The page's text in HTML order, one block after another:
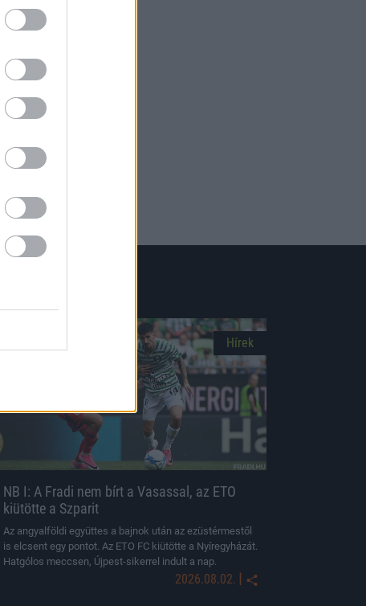
in-
Picture
Hírek
NB I: A Fradi nem bírt a Vasassal, az ETO
kiütötte a Szparit
Az angyalföldi együttes a bajnok után az ezüstérmestől
is elcsent egy pontot. Az ETO FC kiütötte a Nyíregyházát.
Hatgólos meccsen, Újpest-sikerrel indult a nap.
2026.08.02. |